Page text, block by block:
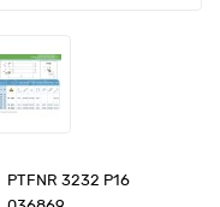
PTFNR 3232 P16